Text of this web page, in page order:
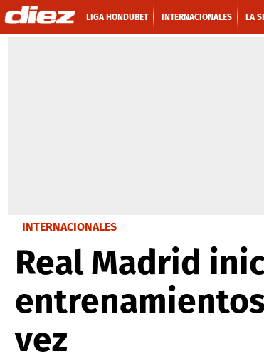
LIGA HONDUBET INTERNACIONALES LA
INTERNACIONALES
Real Madrid
vez